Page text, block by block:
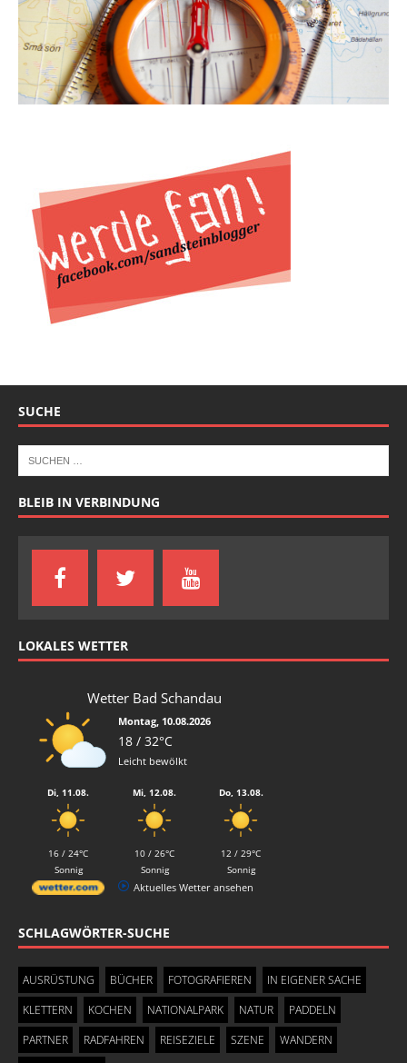
SUCHE
BLEIB IN VERBINDUNG
LOKALES WETTER
Wetter Bad Schandau
Montag, 10.08.2026
18 / 32°C
Leicht bewölkt
Di, 11.08.
16 / 24°C
Sonnig
Mi, 12.08.
10 / 26°C
Sonnig
Do, 13.08.
12 / 29°C
Sonnig
Aktuelles Wetter ansehen
SCHLAGWÖRTER-SUCHE
AUSRÜSTUNG BÜCHER FOTOGRAFIEREN
IN EIGENER SACHE
KLETTERN
KOCHEN NATIONALPARK NATUR
PADDELN
PARTNER
RADFAHREN REISEZIELE SZENE
WANDERN